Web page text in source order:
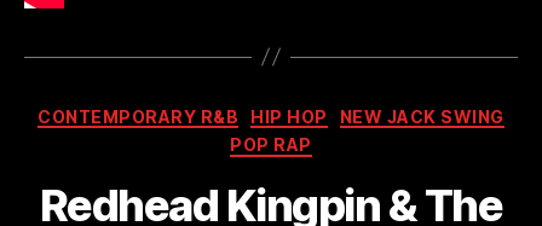
Kategorien
CONTEMPORARY R&B HIP HOP
NEW JACK SWING
POP RAP
Redhead Kingpin & The